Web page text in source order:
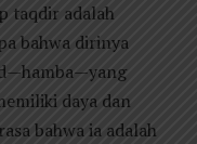
taqdir adalah
bahwa dirinya
daya dan
bahwa ia adalah